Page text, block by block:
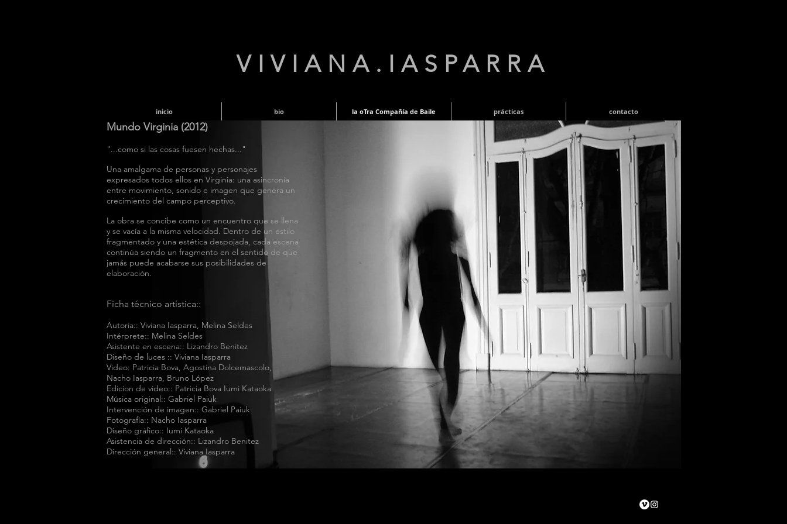
VIVIANA.IASPARRA
inicio bio la oTra Compañía de Baile prácticas contacto
Mundo Virginia (2012)
"...como si las cosas fuesen hechas..."
Una amalgama de personas y personajes
expresados todos ellos en Virginia: una asincronía
entre movimiento, sonido e imagen que genera un
crecimiento del campo perceptivo.
La obra se concibe como un encuentro que se llena
y se vacía a la misma velocidad. Dentro de un estilo
fragmentado y una estética despojada, cada escena
continúa siendo un fragmento en el sentido de que
jamás puede acabarse sus posibilidades de
elaboración.
Ficha técnico artística::
Autoria:: Viviana Iasparra, Melina Seldes
Intérprete:: Melina Seldes
Asistente en escena:: Lizandro Benitez
Diseño de luces :: Viviana Iasparra
Video: Patricia Bova, Agostina Dolcemascolo,
Nacho Iasparra, Bruno López
Edicion de video:: Patricia Bova Iumi Kataoka
Música original:: Gabriel Paiuk
Intervención de imagen:: Gabriel Paiuk
Fotografía:: Nacho Iasparra
Diseño gráfico:: Iumi Kataoka
Asistencia de dirección:: Lizandro Benitez
Dirección general:: Viviana Iasparra